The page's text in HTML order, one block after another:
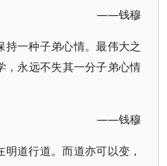
——钱穆
持一种子弟心情。最伟大之
，永远不失其一分子弟心情
——钱穆
道行道。而道亦可以变，